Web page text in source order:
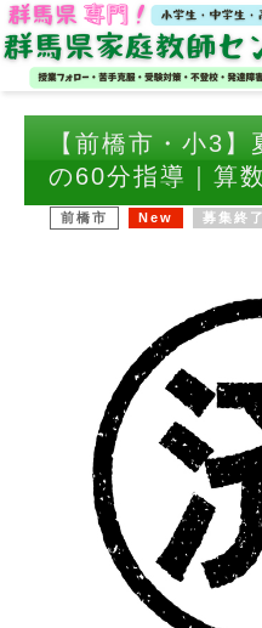
【前橋市・小3
の60分指導｜算
前橋市 New 募集終了